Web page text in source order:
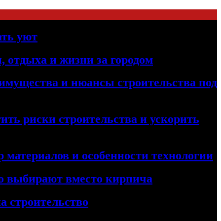
уют
отдыха и жизни за городом
и нюансы строительства под
риски строительства и ускорить
и особенности технологии
выбирают вместо кирпича
строительство